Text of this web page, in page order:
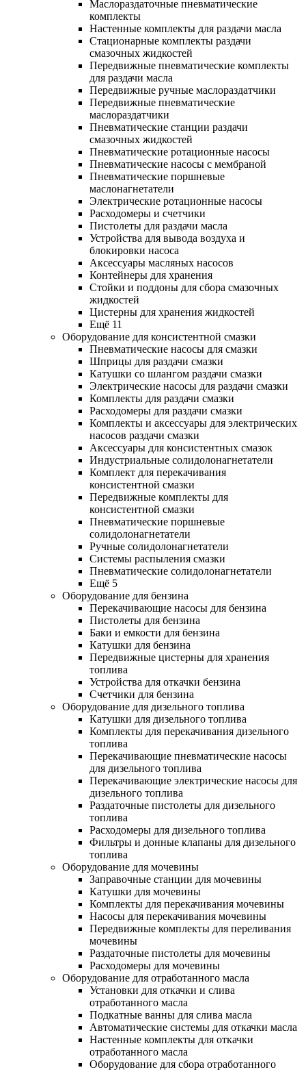
Маслораздаточные пневматические
комплекты
Настенные комплекты для раздачи масла
Стационарные комплекты раздачи
смазочных жидкостей
Передвижные пневматические комплекты
для раздачи масла
Передвижные ручные маслораздатчики
Передвижные пневматические
маслораздатчики
Пневматические станции раздачи
смазочных жидкостей
Пневматические ротационные насосы
Пневматические насосы с мембраной
Пневматические поршневые
маслонагнетатели
Электрические ротационные насосы
Расходомеры и счетчики
Пистолеты для раздачи масла
Устройства для вывода воздуха и
блокировки насоса
Аксессуары масляных насосов
Контейнеры для хранения
Стойки и поддоны для сбора смазочных
жидкостей
Цистерны для хранения жидкостей
Ещё 11
Оборудование для консистентной смазки
Пневматические насосы для смазки
Шприцы для раздачи смазки
Катушки со шлангом раздачи смазки
Электрические насосы для раздачи смазки
Комплекты для раздачи смазки
Расходомеры для раздачи смазки
Комплекты и аксессуары для электрических
насосов раздачи смазки
Аксессуары для консистентных смазок
Индустриальные солидолонагнетатели
Комплект для перекачивания
консистентной смазки
Передвижные комплекты для
консистентной смазки
Пневматические поршневые
солидолонагнетатели
Ручные солидолонагнетатели
Системы распыления смазки
Пневматические солидолонагнетатели
Ещё 5
Оборудование для бензина
Перекачивающие насосы для бензина
Пистолеты для бензина
Баки и емкости для бензина
Катушки для бензина
Передвижные цистерны для хранения
топлива
Устройства для откачки бензина
Счетчики для бензина
Оборудование для дизельного топлива
Катушки для дизельного топлива
Комплекты для перекачивания дизельного
топлива
Перекачивающие пневматические насосы
для дизельного топлива
Перекачивающие электрические насосы для
дизельного топлива
Раздаточные пистолеты для дизельного
топлива
Расходомеры для дизельного топлива
Фильтры и донные клапаны для дизельного
топлива
Оборудование для мочевины
Заправочные станции для мочевины
Катушки для мочевины
Комплекты для перекачивания мочевины
Насосы для перекачивания мочевины
Передвижные комплекты для переливания
мочевины
Раздаточные пистолеты для мочевины
Расходомеры для мочевины
Оборудование для отработанного масла
Установки для откачки и слива
отработанного масла
Подкатные ванны для слива масла
Автоматические системы для откачки масла
Настенные комплекты для откачки
отработанного масла
Оборудование для сбора отработанного